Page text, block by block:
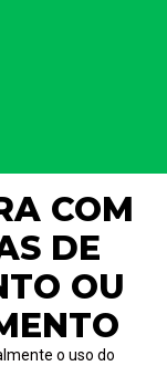
COM
DE
OU
o uso do